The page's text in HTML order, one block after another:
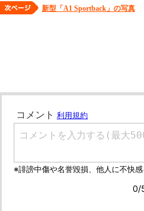
新型「A1 Sportback」の写真